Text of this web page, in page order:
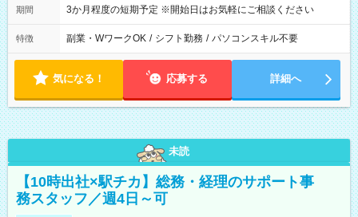
期間 3か月程度の短期予定 ※開始日はお気軽にご相談ください
特徴 副業・WワークOK / シフト勤務 / パソコンスキル不要
気になる！ 応募する 詳細へ
未読
【10時出社×駅チカ】総務・経理のサポート事
務スタッフ／週4日～可